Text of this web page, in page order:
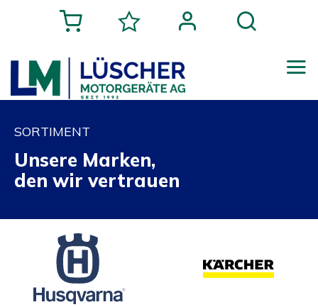
SORTIMENT
Unsere Marken,
den wir vertrauen